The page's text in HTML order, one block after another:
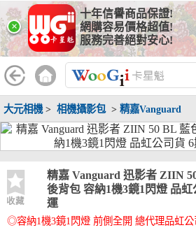
×
十年信譽商品保證!
網購容易價格超值!
服務完善絕對安心!
大元相機 > 相機攝影包> 精嘉Vanguard
收藏
精嘉 Vanguard 迅影者 ZIIN
後背包 容納1機3鏡1閃燈 品
運
◎容納1機3鏡1閃燈 前側全開 總代理品虹公
線上分期銀行
WooGii 與 綠界 合作，『信用卡分期付
分期付款』 的配合銀行如下：
分期期數 提供分期之銀行
兆豐銀行、合作金庫
彰化銀行、上海銀行
台灣企銀、台中銀行
銀、元大銀行、永豐
行、星展銀行、台新
兆豐銀行、合作金庫